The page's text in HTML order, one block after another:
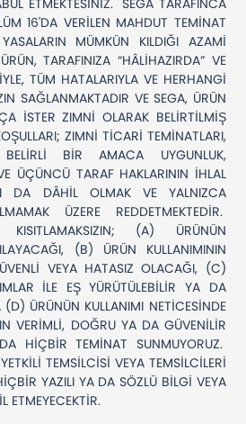
ETMEKTESİNİZ. SEGA TARAFINCA
16'DA VERİLEN MAHDUT TEMİNAT
MÜMKÜN KILDIĞI AZAMİ
TARAFINIZA “HÂLİHAZIRDA” VE
TÜM HATALARIYLA VE HERHANGİ
SAĞLANMAKTADIR VE SEGA, ÜRÜN
İSTER ZIMNİ OLARAK BELİRTİLMİŞ
ZIMNİ TİCARİ TEMİNATLARI,
BİR AMACA UYGUNLUK,
ÜÇÜNCÜ TARAF HAKLARININ İHLAL
DA DÂHİL OLMAK VE YALNIZCA
ÜZERE REDDETMEKTEDİR.
KISITLAMAKSIZIN; (A) ÜRÜNÜN
(B) ÜRÜN KULLANIMININ
VEYA HATASIZ OLACAĞI, (C)
İLE EŞ YÜRÜTÜLEBİLİR YA DA
(D) ÜRÜNÜN KULLANIMI NETİCESİNDE
VERİMLİ, DOĞRU YA DA GÜVENİLİR
HİÇBİR TEMİNAT SUNMUYORUZ.
TEMSİLCİSİ VEYA TEMSİLCİLERİ
YAZILI YA DA SÖZLÜ BİLGİ VEYA
ETMEYECEKTİR.